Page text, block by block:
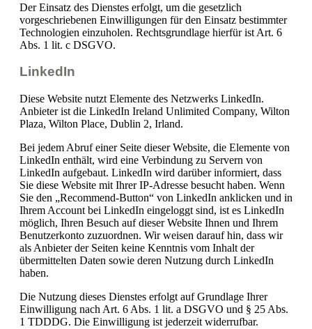
Der Einsatz des Dienstes erfolgt, um die gesetzlich
vorgeschriebenen Einwilligungen für den Einsatz bestimmter
Technologien einzuholen. Rechtsgrundlage hierfür ist Art. 6
Abs. 1 lit. c DSGVO.
LinkedIn
Diese Website nutzt Elemente des Netzwerks LinkedIn.
Anbieter ist die LinkedIn Ireland Unlimited Company, Wilton
Plaza, Wilton Place, Dublin 2, Irland.
Bei jedem Abruf einer Seite dieser Website, die Elemente von
LinkedIn enthält, wird eine Verbindung zu Servern von
LinkedIn aufgebaut. LinkedIn wird darüber informiert, dass
Sie diese Website mit Ihrer IP-Adresse besucht haben. Wenn
Sie den „Recommend-Button“ von LinkedIn anklicken und in
Ihrem Account bei LinkedIn eingeloggt sind, ist es LinkedIn
möglich, Ihren Besuch auf dieser Website Ihnen und Ihrem
Benutzerkonto zuzuordnen. Wir weisen darauf hin, dass wir
als Anbieter der Seiten keine Kenntnis vom Inhalt der
übermittelten Daten sowie deren Nutzung durch LinkedIn
haben.
Die Nutzung dieses Dienstes erfolgt auf Grundlage Ihrer
Einwilligung nach Art. 6 Abs. 1 lit. a DSGVO und § 25 Abs.
1 TDDDG. Die Einwilligung ist jederzeit widerrufbar.